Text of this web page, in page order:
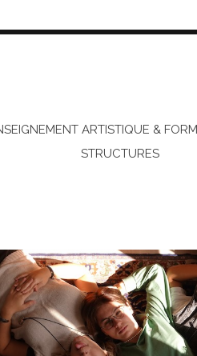
ARTISTIQUE &
STRUCTURES